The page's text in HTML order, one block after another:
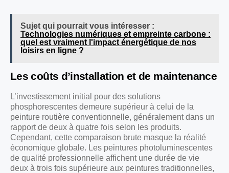
Sujet qui pourrait vous intéresser :
Technologies numériques et empreinte carbone :
quel est vraiment l'impact énergétique de nos
loisirs en ligne ?
Les coûts d’installation et de maintenance
L’investissement initial pour des solutions
phosphorescentes demeure supérieur à celui de la
peinture routière conventionnelle, généralement dans un
rapport de deux à quatre fois selon les produits.
Cependant, cette comparaison brute masque la réalité
économique globale. Les peintures photoluminescentes
de qualité professionnelle affichent une durée de vie
deux à trois fois supérieure aux peintures traditionnelles,